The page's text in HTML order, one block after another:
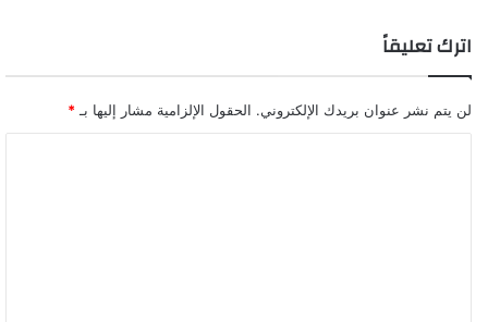
اترك تعليقاً
لن يتم نشر عنوان بريدك الإلكتروني. الحقول الإلزامية مشار إليها بـ *